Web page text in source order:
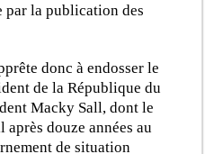
par la publication des
donc à endosser le
de la République du
Macky Sall, dont le
douze années au
de situation